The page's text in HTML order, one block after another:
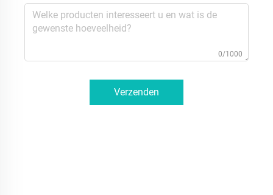
0/1000
Verzenden